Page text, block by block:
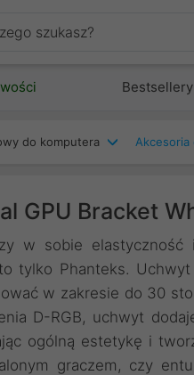
Bestsellery
do komputera
GPU Bracket
w sobie
tylko Phanteks. Uchwyt
w zakresie do 30
D-RGB, uchwyt
ogólną estetykę i
graczem, czy